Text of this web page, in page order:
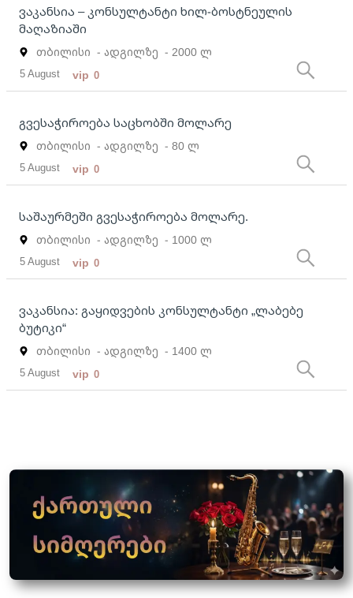
ვაკანსია – კონსულტანტი ხილ-ბოსტნეულის
მაღაზიაში
თბილისი - ადგილზე - 2000 ლ
5 August vip 0
გვესაჭიროება საცხობში მოლარე
თბილისი - ადგილზე - 80 ლ
5 August vip 0
საშაურმეში გვესაჭიროება მოლარე.
თბილისი - ადგილზე - 1000 ლ
5 August vip 0
ვაკანსია: გაყიდვების კონსულტანტი „ლაბებე
ბუტიკი“
თბილისი - ადგილზე - 1400 ლ
5 August vip 0